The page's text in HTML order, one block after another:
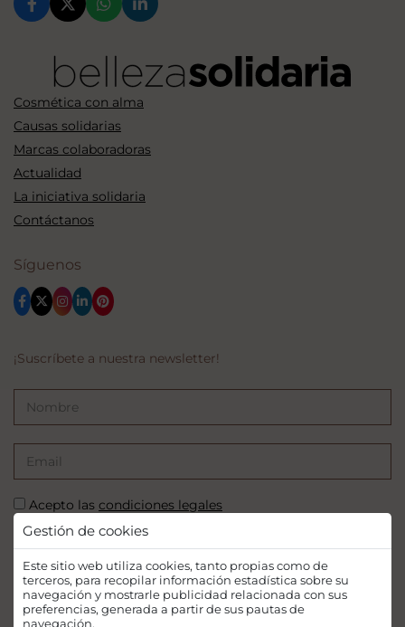
Gestión de cookies
Este sitio web utiliza cookies, tanto propias como de
terceros, para recopilar información estadística sobre su
navegación y mostrarle publicidad relacionada con sus
preferencias, generada a partir de sus pautas de
navegación.
Cosmética con alma
Causas solidarias
Marcas colaboradoras
Actualidad
La iniciativa solidaria
Contáctanos
Síguenos
¡Suscríbete a nuestra newsletter!
Acepto las condiciones legales